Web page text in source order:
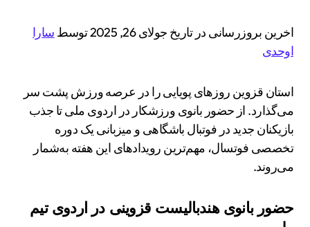
اخرین بروزرسانی در تاریخ جولای 26, 2025 توسط
سارا
اوحدی
استان قزوین روزهای پویایی را در عرصه ورزش پشت سر
می‌گذارد. از حضور بانوی ورزشکار در اردوی ملی تا جذب
بازیکنان جدید در فوتبال باشگاهی و میزبانی یک دوره
تخصصی فوتسال، مهم‌ترین رویدادهای این هفته به‌شمار
می‌روند.
حضور بانوی هندبالیست قزوینی در اردوی تیم